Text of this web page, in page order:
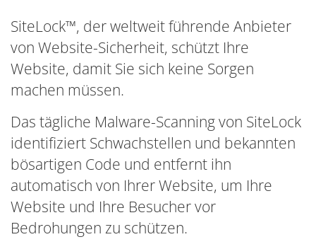
SiteLock™, der weltweit führende Anbieter
von Website-Sicherheit, schützt Ihre
Website, damit Sie sich keine Sorgen
machen müssen.
Das tägliche Malware-Scanning von SiteLock
identifiziert Schwachstellen und bekannten
bösartigen Code und entfernt ihn
automatisch von Ihrer Website, um Ihre
Website und Ihre Besucher vor
Bedrohungen zu schützen.